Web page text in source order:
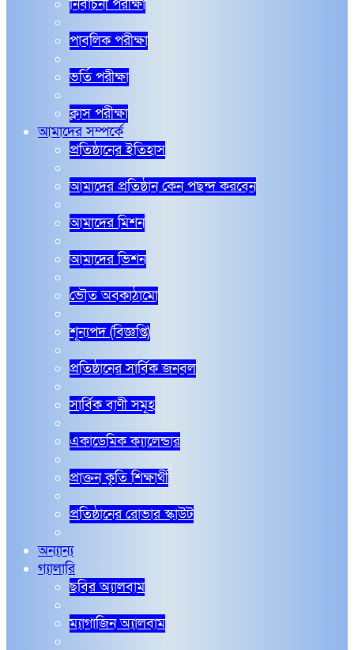
নির্বাচনী পরীক্ষা
পাবলিক পরীক্ষা
ভর্তি পরীক্ষা
ক্লাস পরীক্ষা
আমাদের সম্পর্কে
প্রতিষ্ঠানের ইতিহাস
আমাদের প্রতিষ্ঠান কেন পছন্দ করবেন
আমাদের মিশন
আমাদের ভিশন
ভৌত অবকাঠামো
শূন্যপদ (বিজ্ঞপ্তি)
প্রতিষ্ঠানের সার্বিক জনবল
সার্বিক বাণী সমূহ
একাডেমিক ক্যালেন্ডার
প্রাক্তন কৃতি শিক্ষার্থী
প্রতিষ্ঠানের রোভার স্কাউট
অন্যান্য
গ্যালারি
ছবির অ্যালবাম
ম্যাগাজিন অ্যালবাম